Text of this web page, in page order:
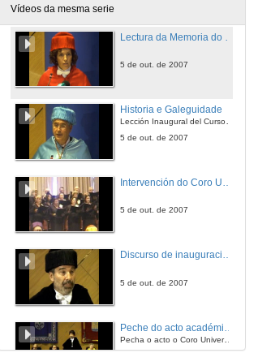
Vídeos da mesma serie
5 de out. de 2007
Historia e Galeguidade
Lección Inaugural del Curso 2007-08
5 de out. de 2007
5 de out. de 2007
Discurso de inauguración do novo curso académico
5 de out. de 2007
Pecha o acto o Coro Universitario interpretando o himno universitario "Gaudeamus Igitur"